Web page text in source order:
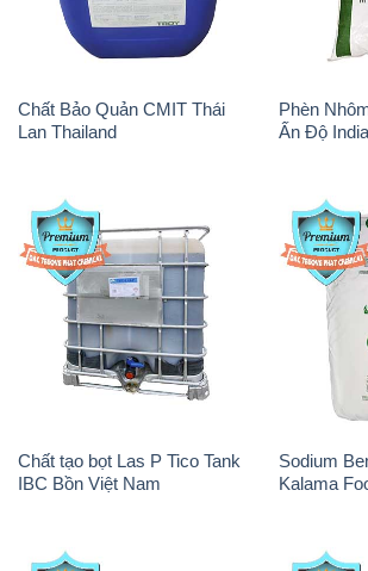
Chất Bảo Quản CMIT Thái
Lan Thailand
Phèn
Ấn Độ India
Chất tạo bọt Las P Tico Tank
IBC Bồn Việt Nam
Sodium
Kalama